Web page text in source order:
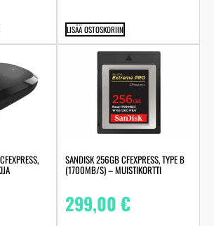
LISÄÄ OSTOSKORIIN
SANDISK 256GB CFEXPRESS, TYPE B
(1700MB/S) – MUISTIKORTTI
299,00€